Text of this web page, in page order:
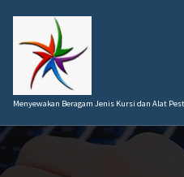
konten
Menyewakan Beragam Jenis Kursi dan Alat